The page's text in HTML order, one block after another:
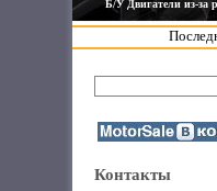
Б/У Двигатели из-за
Контакты